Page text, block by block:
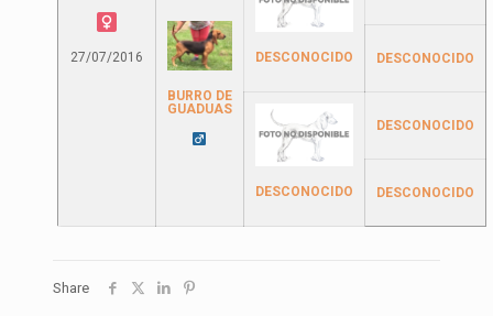
27/07/2016
BURRO DE
GUADUAS
DESCONOCIDO DESCONOCIDO
DESCONOCIDO
DESCONOCIDO
DESCONOCIDO
Share